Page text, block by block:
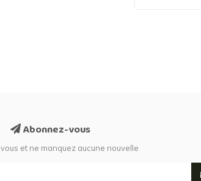
Abonnez-vous
et ne manquez aucune nouvelle